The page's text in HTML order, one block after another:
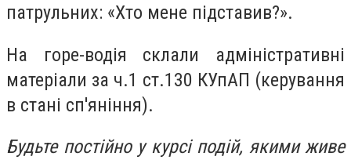
патрульних: «Хто мене підставив?».
На горе-водія склали адміністративні
матеріали за ч.1 ст.130 КУпАП (керування
в стані сп'яніння).
Будьте постійно у курсі подій, якими живе